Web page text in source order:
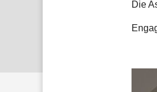
Die